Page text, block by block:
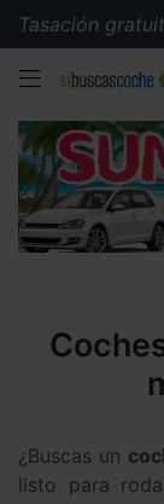
gratuita y
MENÚ
¿Buscas un
listo para